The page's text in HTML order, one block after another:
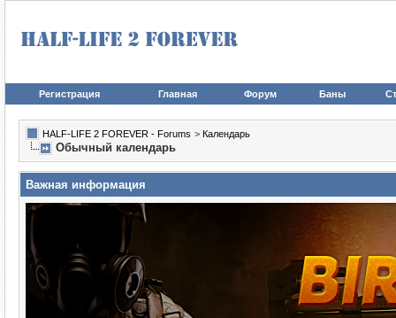
Регистрация Главная Форум Баны
HALF-LIFE 2 FOREVER - Forums > Календарь
Обычный календарь
Важная информация